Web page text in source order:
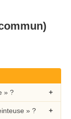
» ?
» ?